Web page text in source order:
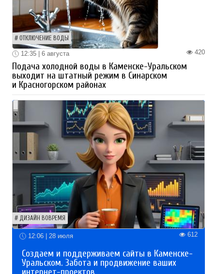
ОТКЛЮЧЕНИЕ ВОДЫ
420
12:35 | 6 августа
Подача холодной воды в Каменске-Уральском
выходит на штатный режим в Синарском
и Красногорском районах
ДИЗАЙН ВОВРЕМЯ
12:06 | 28 июля 612
Создаем и поддерживаем сайты в Каменске-
Уральском. Забота и продвижение ваших